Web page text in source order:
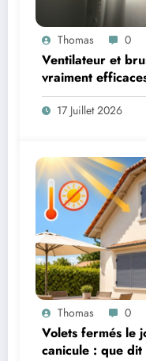
Thomas 0
Ventilateur et
vraiment
17 Juillet 2026
Thomas 0
Volets fermés le
canicule : que